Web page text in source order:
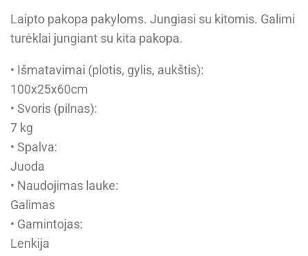
Laipto pakopa pakyloms. Jungiasi su kitomis. Galimi
turėklai jungiant su kita pakopa.
• Išmatavimai (plotis, gylis, aukštis):
100x25x60cm
• Svoris (pilnas):
7 kg
• Spalva:
Juoda
• Naudojimas lauke:
Galimas
• Gamintojas:
Lenkija